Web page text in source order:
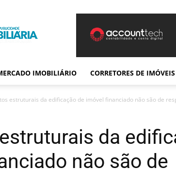
IMOBILIÁRIO CORRETORES DE IMÓVEIS
estruturais da edificação de imóvel financiado não são de
da
não são de